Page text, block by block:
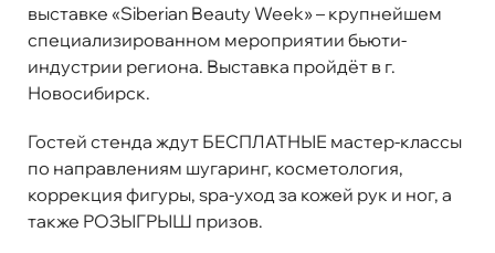
выставке «Siberian Beauty Week»– крупнейшем
специализированном мероприятии бьюти-
индустрии региона. Выставка пройдёт в г.
Новосибирск.
Гостей стенда ждут БЕСПЛАТНЫЕ мастер-классы
по направлениям шугаринг, косметология,
коррекция фигуры, spa-уход за кожей рук и ног, а
также РОЗЫГРЫШ призов.